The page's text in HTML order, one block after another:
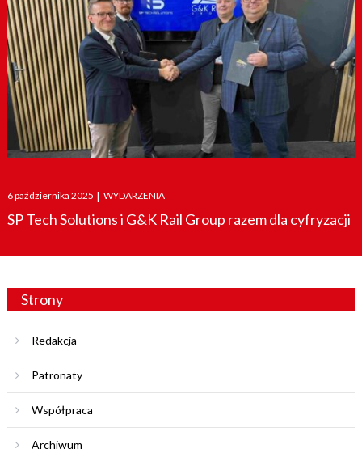
Posted
on
6 października 2025 WYDARZENIA
SP Tech Solutions i G&K Rail Group razem dla cyfryzacji
Strony
Redakcja
Patronaty
Współpraca
Archiwum